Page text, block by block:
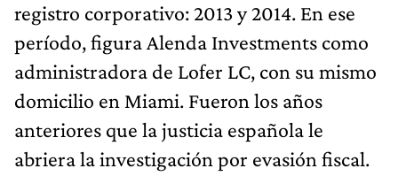
registro corporativo: 2013 y 2014. En ese
período, figura Alenda Investments como
administradora de Lofer LC, con su mismo
domicilio en Miami. Fueron los años
anteriores que la justicia española le
abriera la investigación por evasión fiscal.